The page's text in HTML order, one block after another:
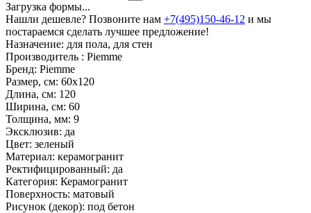
Загрузка формы...
Нашли дешевле? Позвоните нам +7(495)150-46-12 и мы
постараемся сделать лучшее предложение!
Назначение: для пола, для стен
Производитель : Piemme
Бренд: Piemme
Размер, см: 60x120
Длина, см: 120
Ширина, см: 60
Толщина, мм: 9
Эксклюзив: да
Цвет: зеленый
Материал: керамогранит
Ректифицированный: да
Категория: Керамогранит
Поверхность: матовый
Рисунок (декор): под бетон